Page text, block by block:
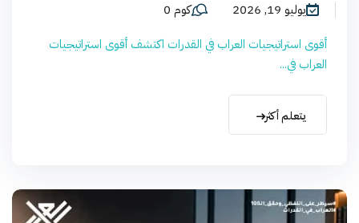
يوليو 19, 2026
كوم 0
أقوى استراتيجيات العراب في القدرات اكتشف أقوى استراتيجيات
العراب في...
يتعلم أكثر